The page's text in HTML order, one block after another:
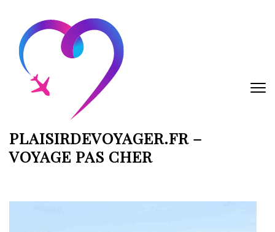
contenu
(Pressez
Entrée)
PLAISIRDEVOYAGER.FR –
VOYAGE PAS CHER